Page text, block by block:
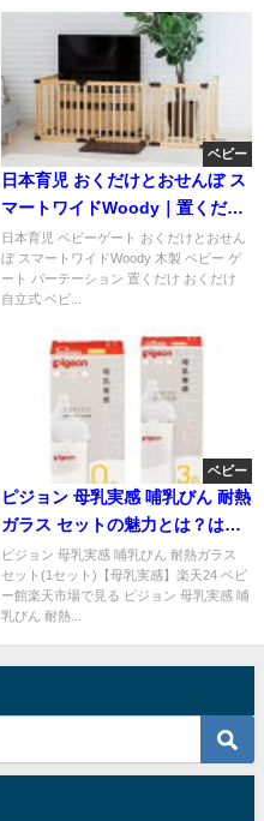
ベビー
日本育児 おくだけとおせんぼ ス
マートワイドWoody｜置くだけ
木製ベビーゲートの魅力
日本育児 ベビーゲート おくだけとおせん
ぼ スマートワイドWoody 木製 ベビー ゲ
ート パーテーション 置くだけ おくだけ
自立式 ベビ...
ベビー
ピジョン 母乳実感 哺乳びん 耐熱
ガラス セットの魅力とは？はじ
めて育児に人気の理由
ピジョン 母乳実感 哺乳びん 耐熱ガラス
セット(1セット)【母乳実感】楽天24 ベビ
ー館楽天市場で見る ピジョン 母乳実感 哺
乳びん 耐熱...